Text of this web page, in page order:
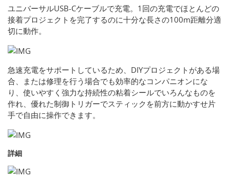
ユニバーサルUSB-Cケーブルで充電。1回の充電でほとんどの
接着プロジェクトを完了するのに十分な長さの100m距離分適
切に動作。
急速充電をサポートしているため、DIYプロジェクトがある場
合、または修理を行う場合でも効率的なコンパニオンにな
り、使いやすく強力な持続性の粘着シールでいろんなものを
作れ、優れた制御トリガーでスティックを前方に動かすせ片
手で自由に操作できます。
詳細